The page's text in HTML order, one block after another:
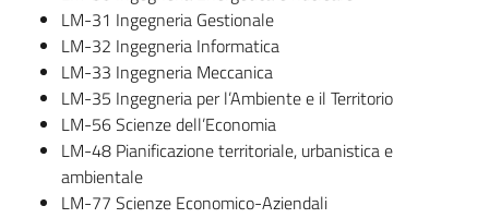
LM-31 Ingegneria Gestionale
LM-32 Ingegneria Informatica
LM-33 Ingegneria Meccanica
LM-35 Ingegneria per l’Ambiente e il Territorio
LM-56 Scienze dell’Economia
LM-48 Pianificazione territoriale, urbanistica e
ambientale
LM-77 Scienze Economico-Aziendali